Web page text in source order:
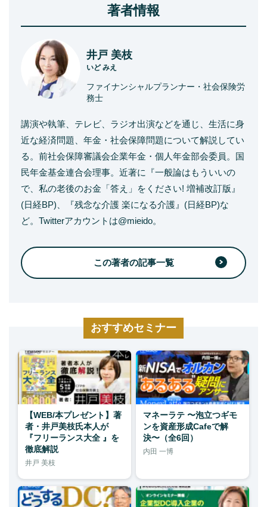
著者情報
井戸 美枝
いど みえ
ファイナンシャルプランナー・社会保険労
務士
講演や執筆、テレビ、ラジオ出演などを通じ、生活に身
近な経済問題、年金・社会保障問題について解説してい
る。前社会保障審議会企業年金・個人年金部会委員。国
民年金基金連合会理事。近著に『一般論はもういいの
で、私の老後のお金「答え」をください! 増補改訂版』
(日経BP)、『残念な介護 楽になる介護』(日経BP)な
ど。Twitterアカウントは@mieido。
この著者の記事一覧
おすすめセミナー
【WEB/本プレゼント】著
者・井戸美枝氏本人が
『フリーランス大全 』を
徹底解説
井戸 美枝
マネーラテ 〜泡立つギモ
ンを資産形成Cafeで解
決〜（全6回）
内田 一博